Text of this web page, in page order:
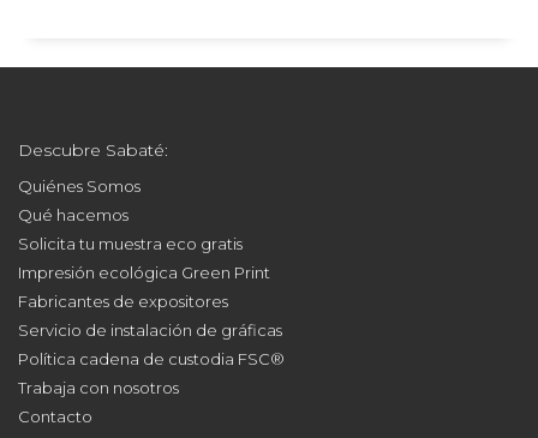
Descubre Sabaté:
Quiénes Somos
Qué hacemos
Solicita tu muestra eco gratis
Impresión ecológica Green Print
Fabricantes de expositores
Servicio de instalación de gráficas
Política cadena de custodia FSC®
Trabaja con nosotros
Contacto